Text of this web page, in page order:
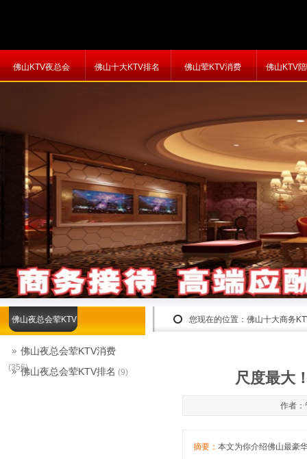
佛山KTV夜总会 佛山十大KTV排名 佛山荤KTV消费 佛山KTV
您现在的位置： 佛山十大商务
尺度最大
作者
摘要： 本文为你介绍佛山最豪
佛山夜总会荤KTV
佛山夜总会荤KTV消费
(356)佛山夜总会荤KTV排名 (9)